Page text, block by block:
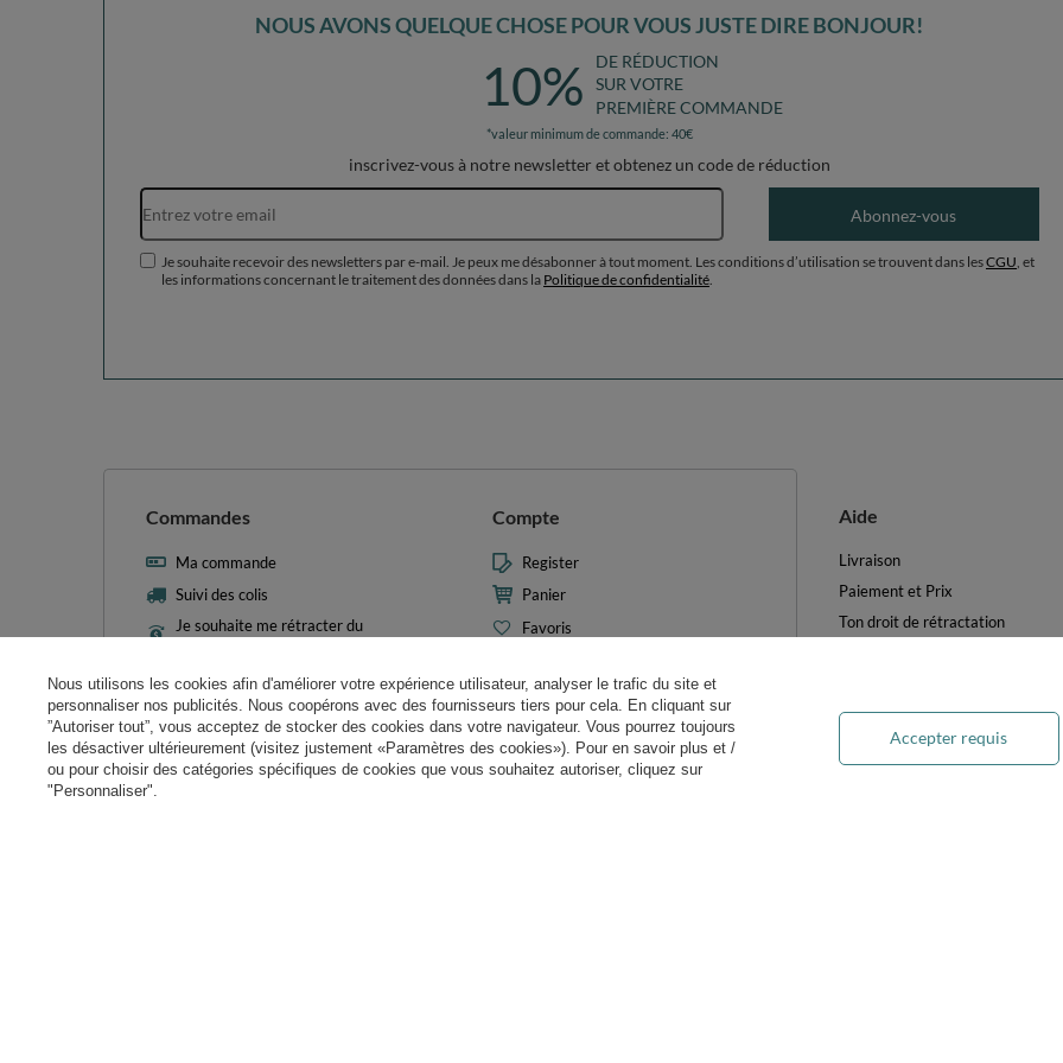
NOUS AVONS QUELQUE CHOSE POUR VOUS JUSTE DIRE BONJOUR!
10%
DE RÉDUCTION
SUR VOTRE
PREMIÈRE COMMANDE
*valeur minimum de commande: 40€
inscrivez-vous à notre newsletter et obtenez un code de réduction
Adresse e-mail
Abonnez-vous
Je souhaite recevoir des newsletters par e-mail. Je peux me désabonner à tout moment. Les conditions d’utilisation se trouvent dans lesCGU , et
les informations concernant le traitement des données dans la Politique de confidentialité
Commandes
Ma commande
Suivi des colis
Je souhaite me rétracter du
contrat
Contact
Compte
Register
Panier
Favoris
Mes transactions
Newsletter
Paramètres des cookies
Aide
Livraison
Paiement et Prix
Ton droit de rétractation
FAQ
Traitement des DEEE
Nous utilisons les cookies afin d'améliorer votre expérience utilisateur, analyser le trafic du site et
personnaliser nos publicités. Nous coopérons avec des fournisseurs tiers pour cela. En cliquant sur
”Autoriser tout”, vous acceptez de stocker des cookies dans votre navigateur. Vous pourrez toujours
les désactiver ultérieurement (visitez justement «Paramètres des cookies»). Pour en savoir plus et /
ou pour choisir des catégories spécifiques de cookies que vous souhaitez autoriser, cliquez sur
"Personnaliser".
Accepter requis